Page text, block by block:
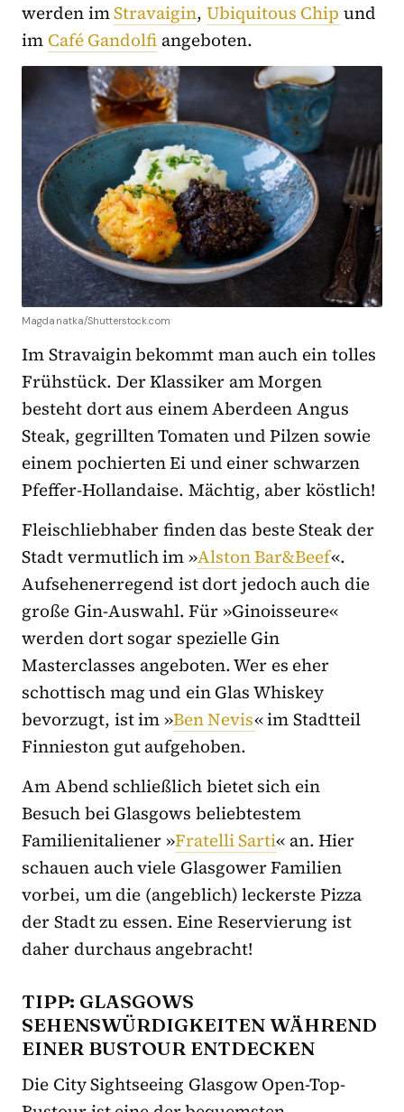
werden imStravaigin, Ubiquitous Chip und
im Café Gandolfi angeboten.
Magdanatka/Shutterstock.com
Im Stravaigin bekommt man auch ein tolles
Frühstück. Der Klassiker am Morgen
besteht dort aus einem Aberdeen Angus
Steak, gegrillten Tomaten und Pilzen sowie
einem pochierten Ei und einer schwarzen
Pfeffer-Hollandaise. Mächtig, aber köstlich!
Fleischliebhaber finden das beste Steak der
Stadt vermutlich im »Alston Bar&Beef«.
Aufsehenerregend ist dort jedoch auch die
große Gin-Auswahl. Für »Ginoisseure«
werden dort sogar spezielle Gin
Masterclasses angeboten. Wer es eher
schottisch mag und ein Glas Whiskey
bevorzugt, ist im »Ben Nevis« im Stadtteil
Finnieston gut aufgehoben.
Am Abend schließlich bietet sich ein
Besuch bei Glasgows beliebtestem
Familienitaliener »Fratelli Sarti« an. Hier
schauen auch viele Glasgower Familien
vorbei, um die (angeblich) leckerste Pizza
der Stadt zu essen. Eine Reservierung ist
daher durchaus angebracht!
TIPP: GLASGOWS
SEHENSWÜRDIGKEITEN WÄHREND
EINER BUSTOUR ENTDECKEN
Die City Sightseeing Glasgow Open-Top-